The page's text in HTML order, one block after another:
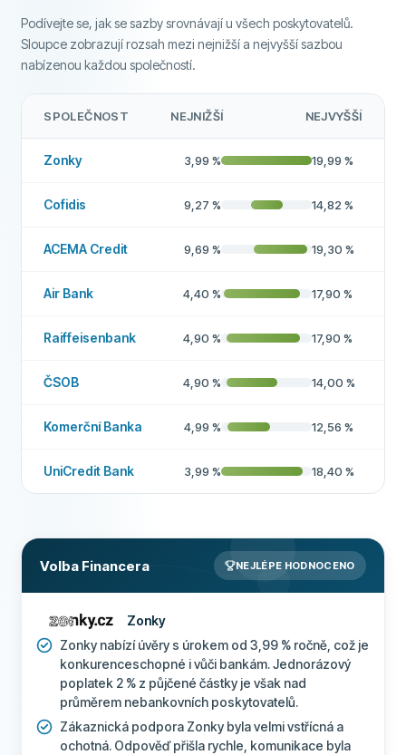
Peníze do 24 hodin
Zprostředkovatel půjček
Bezúročná půjčka Ne
DALŠÍ POLÍČKA
Vysoká míra schválení
Doporučená společnost Ne
SPOLEČNOST NEJNIŽŠÍ NEJVYŠŠÍ
Zonky 3,99 % 19,99 %
Cofidis 9,27 % 14,82 %
ACEMA Credit 9,69 % 19,30 %
Air Bank 4,40 % 17,90 %
Raiffeisenbank 4,90 % 17,90 %
ČSOB 4,90 % 14,00 %
Komerční Banka 4,99 % 12,56 %
UniCredit Bank 3,99 % 18,40 %
Podívejte se, jak se sazby srovnávají u všech poskytovatelů.
Sloupce zobrazují rozsah mezi nejnižší a nejvyšší sazbou
nabízenou každou společností.
Volba Financera NEJLÉPE HODNOCENO
Zonky
Zonky nabízí úvěry s úrokem od 3,99 % ročně, což je
konkurenceschopné i vůči bankám. Jednorázový
poplatek 2 % z půjčené částky je však nad
průměrem nebankovních poskytovatelů.
Zákaznická podpora Zonky byla velmi vstřícná a
ochotná. Odpověď přišla rychle, komunikace byla